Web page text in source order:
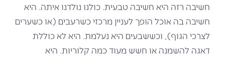
חשיבה רזה היא חשיבה טבעית. כולנו נולדנו איתה. היא
חשיבה בה אוכל הופך לעניין מרכזי כשרעבים (או כשערים
לצרכי הגוף), וכששבעים היא נעלמת. היא לא כוללת
דאגה להשמנה או חשש מעוד כמה קלוריות. היא